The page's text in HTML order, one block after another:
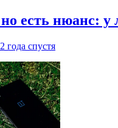
есть нюанс:
2 года спустя